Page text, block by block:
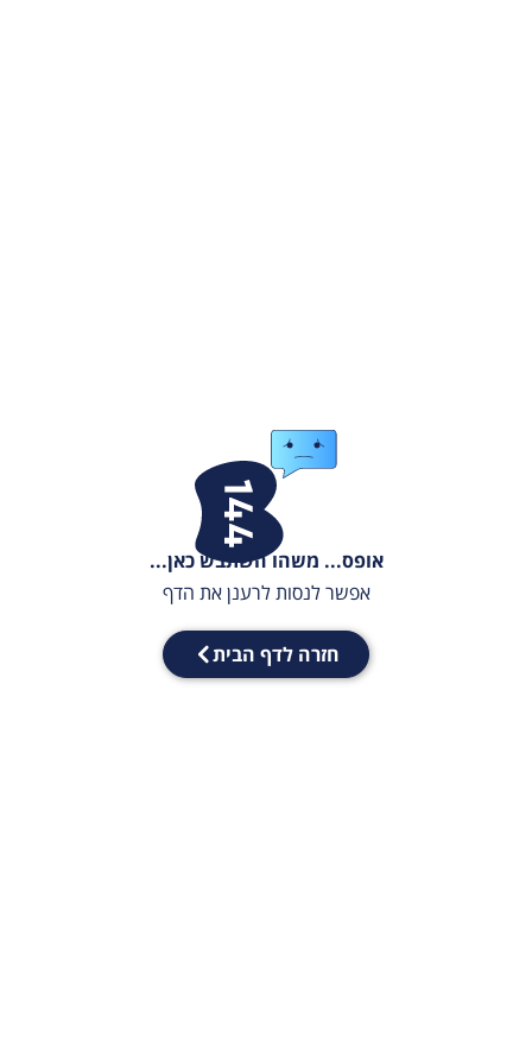
אופס... משהו השתבש כאן...
אפשר לנסות לרענן את הדף
חזרה לדף הבית